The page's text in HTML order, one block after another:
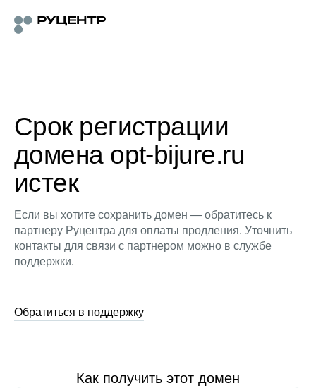
Срок регистрации
домена opt-bijure.ru
истек
Если вы хотите сохранить домен — обратитесь к
партнеру Руцентра для оплаты продления. Уточнить
контакты для связи с партнером можно в службе
поддержки.
Обратиться в поддержку
Как получить этот домен